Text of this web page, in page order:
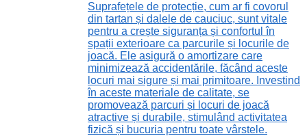
Suprafețele de protecție, cum ar fi covorul
din tartan și dalele de cauciuc, sunt vitale
pentru a crește siguranța și confortul în
spații exterioare ca parcurile și locurile de
joacă. Ele asigură o amortizare care
minimizează accidentările, făcând aceste
locuri mai sigure și mai primitoare. Investind
în aceste materiale de calitate, se
promovează parcuri și locuri de joacă
atractive și durabile, stimulând activitatea
fizică și bucuria pentru toate vârstele.